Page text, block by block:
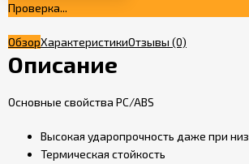
Проверка...
ОбзорХарактеристикиОтзывы (0)
Описание
Основные свойства PC/ABS
Высокая ударопрочность даже при
Термическая стойкость